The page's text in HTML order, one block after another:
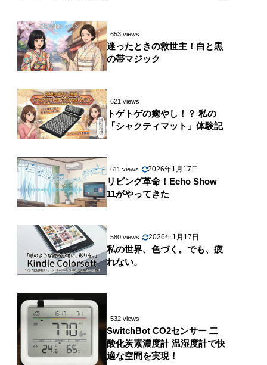
653 views
迷ったときの救世主！白と黒
の帯マジック
621 views
トゲトゲの癒やし！？ 私の
「シャクティマット」体験記
611 views 2026年1月17日
リビング革命！Echo Show
11がやってきた
580 views 2026年1月17日
私の世界、色づく。でも、疲
れない。
532 views
SwitchBot CO2センサー 二
酸化炭素濃度計 温湿度計で快
適な空間を実現！